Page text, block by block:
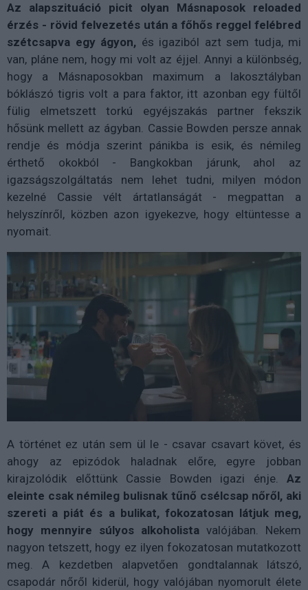
Az alapszituáció picit olyan Másnaposok reloaded
érzés - rövid felvezetés után a főhős reggel felébred
szétcsapva egy ágyon, és igaziból azt sem tudja, mi
van, pláne nem, hogy mi volt az éjjel. Annyi a különbség,
hogy a Másnaposokban maximum a lakosztályban
bóklászó tigris volt a para faktor, itt azonban egy fültől
fülig elmetszett torkú egyéjszakás partner fekszik
hősünk mellett az ágyban. Cassie Bowden persze annak
rendje és módja szerint pánikba is esik, és némileg
érthető okokból - Bangkokban járunk, ahol az
igazságszolgáltatás nem lehet tudni, milyen módon
kezelné Cassie vélt ártatlanságát - megpattan a
helyszínről, közben azon igyekezve, hogy eltüntesse a
nyomait.
A történet ez után sem ül le - csavar csavart követ, és
ahogy az epizódok haladnak előre, egyre jobban
kirajzolódik előttünk Cassie Bowden igazi énje. Az
eleinte csak némileg bulisnak tűnő csélcsap nőről, aki
szereti a piát és a bulikat, fokozatosan látjuk meg,
hogy mennyire súlyos alkoholista valójában. Nekem
nagyon tetszett, hogy ez ilyen fokozatosan mutatkozott
meg. A kezdetben alapvetően gondtalannak látszó,
csapodár nőről kiderül, hogy valójában nyomorult élete